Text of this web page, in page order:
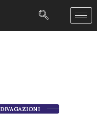
DIVAGAZIONI